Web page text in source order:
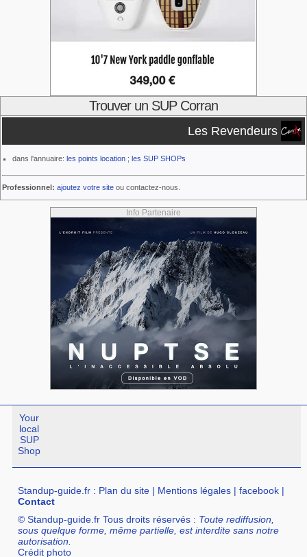
Trouver un SUP Corran
Les Revendeurs
dans l'annuaire: les points location ; les SUP SHOPs
Professionnel: ajoutez votre site ou contactez-nous.
Info Partenaire
Your
local
SUP
Shop
Standup-guide.fr : Plan du site | Mentions légales |facebook |
Contact
© Standup-guide.fr Tous droits réservés : Toute rediffusion,
sous quelque forme, même partielle, est interdite sans notre
autorisation.
Crédit photo